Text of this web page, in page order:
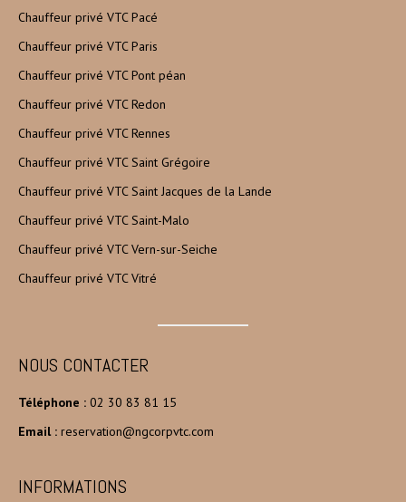
Chauffeur privé VTC Pacé
Chauffeur privé VTC Paris
Chauffeur privé VTC Pont péan
Chauffeur privé VTC Redon
Chauffeur privé VTC Rennes
Chauffeur privé VTC Saint Grégoire
Chauffeur privé VTC Saint Jacques de la Lande
Chauffeur privé VTC Saint-Malo
Chauffeur privé VTC Vern-sur-Seiche
Chauffeur privé VTC Vitré
NOUS CONTACTER
Téléphone : 02 30 83 81 15
Email : reservation@ngcorpvtc.com
INFORMATIONS